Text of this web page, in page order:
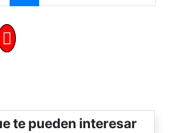
te pueden interesar